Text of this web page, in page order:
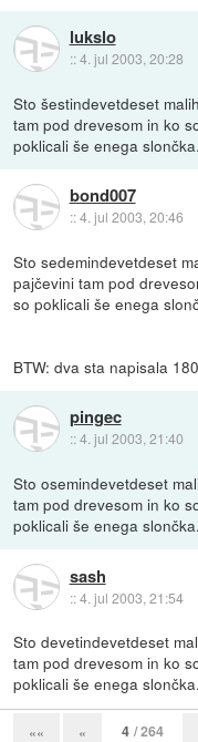
lukslo
::4. jul 2003, 20:28
Sto šestindevetdeset
tam pod drevesom in ko
poklicali še enega slončka.
bond007
::4. jul 2003, 20:46
Sto sedemindevetdeset
pajčevini tam pod
so poklicali še enega
BTW: dva sta napisala
pingec
::4. jul 2003, 21:40
Sto osemindevetdeset
tam pod drevesom in ko
poklicali še enega slončka.
sash
::4. jul 2003, 21:54
Sto devetindevetdeset
tam pod drevesom in ko
poklicali še enega slončka.
«« « 4 / 264